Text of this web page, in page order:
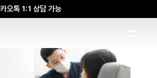
오톡 1:1 상담 가능
스 방콕 Cadaver workshop 참석 🌸